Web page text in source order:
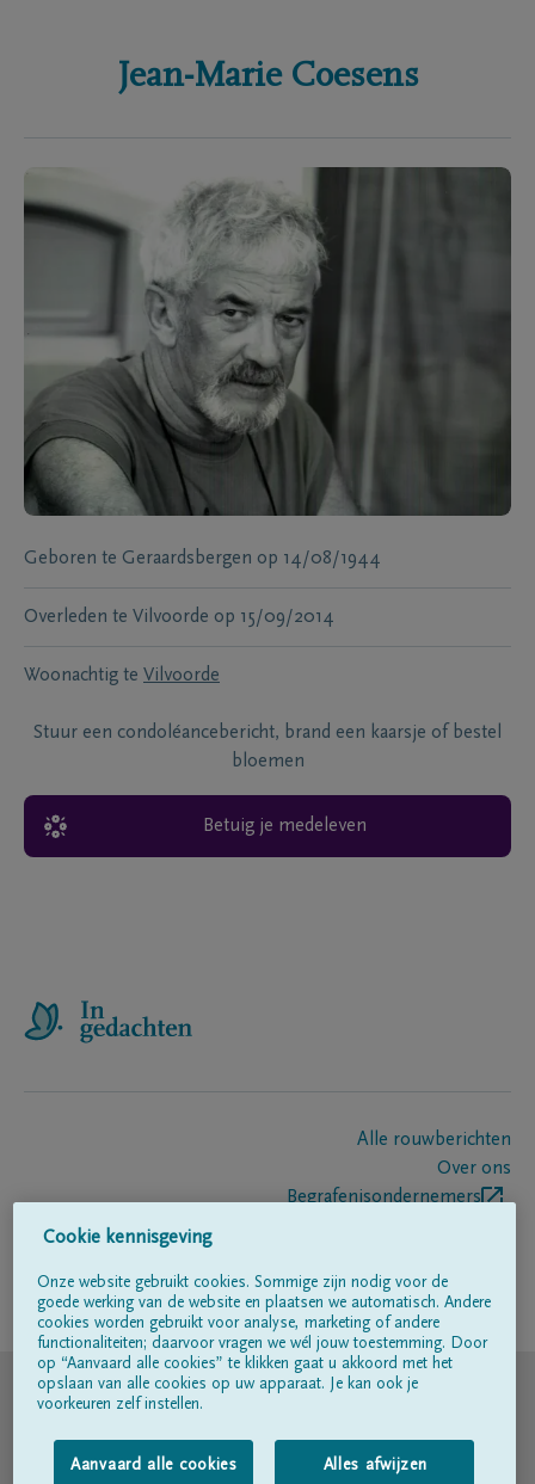
Jean-Marie Coesens
Geboren te Geraardsbergen op 14/08/1944
Overleden te Vilvoorde op 15/09/2014
Woonachtig te Vilvoorde
Stuur een condoléancebericht, brand een kaarsje of bestel
bloemen
Betuig je medeleven
Alle rouwberichten
Over ons
Begrafenisondernemers
Volg ons op
© DELA
Gebruiksvoorwaarden
Cookie kennisgeving
Onze website gebruikt cookies. Sommige zijn nodig voor de
goede werking van de website en plaatsen we automatisch. Andere
cookies worden gebruikt voor analyse, marketing of andere
functionaliteiten; daarvoor vragen we wél jouw toestemming. Door
op “Aanvaard alle cookies” te klikken gaat u akkoord met het
opslaan van alle cookies op uw apparaat. Je kan ook je
voorkeuren zelf instellen.
Aanvaard alle cookies Alles afwijzen